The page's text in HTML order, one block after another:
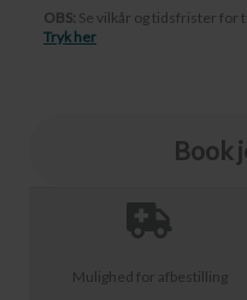
Mulighed for afbestilling
OBS: Se vilkår og tidsfrister for
Tryk her
Book